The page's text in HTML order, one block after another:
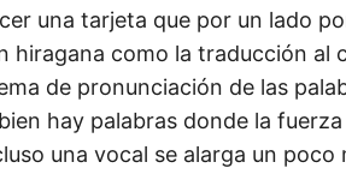
una tarjeta que por un lado
hiragana como la traducción al
de pronunciación de las
hay palabras donde la
una vocal se alarga un poco